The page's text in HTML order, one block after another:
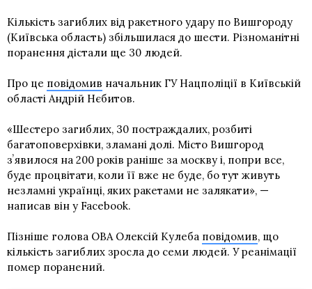
Кількість загиблих від ракетного удару по Вишгороду
(Київська область) збільшилася до шести. Різноманітні
поранення дістали ще 30 людей.
Про це повідомив начальник ГУ Нацполіції в Київській
області Андрій Нєбитов.
«Шестеро загиблих, 30 постраждалих, розбиті
багатоповерхівки, зламані долі. Місто Вишгород
зʼявилося на 200 років раніше за москву і, попри все,
буде процвітати, коли її вже не буде, бо тут живуть
незламні українці, яких ракетами не залякати», —
написав він у Facebook.
Пізніше голова ОВА Олексій Кулеба повідомив, що
кількість загиблих зросла до семи людей. У реанімації
помер поранений.